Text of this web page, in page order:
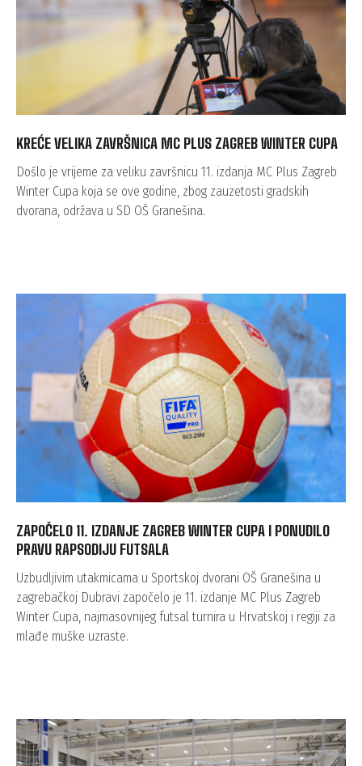
KREĆE VELIKA ZAVRŠNICA MC PLUS ZAGREB WINTER CUPA
Došlo je vrijeme za veliku završnicu 11. izdanja MC Plus Zagreb
Winter Cupa koja se ove godine, zbog zauzetosti gradskih
dvorana, održava u SD OŠ Granešina.
ZAPOČELO 11. IZDANJE ZAGREB WINTER CUPA I PONUDILO
PRAVU RAPSODIJU FUTSALA
Uzbudljivim utakmicama u Sportskoj dvorani OŠ Granešina u
zagrebačkoj Dubravi započelo je 11. izdanje MC Plus Zagreb
Winter Cupa, najmasovnijeg futsal turnira u Hrvatskoj i regiji za
mlađe muške uzraste.